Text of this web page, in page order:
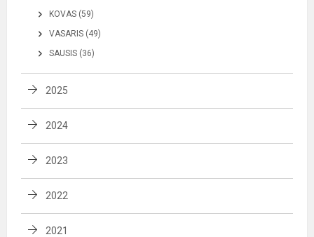
KOVAS (59)
VASARIS (49)
SAUSIS (36)
2025
2024
2023
2022
2021